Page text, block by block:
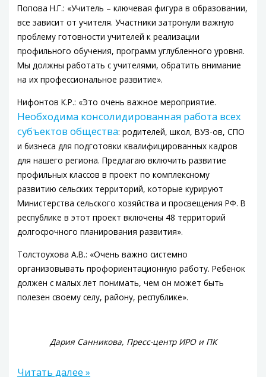
Попова Н.Г.: «Учитель – ключевая фигура в образовании,
все зависит от учителя. Участники затронули важную
проблему готовности учителей к реализации
профильного обучения, программ углубленного уровня.
Мы должны работать с учителями, обратить внимание
на их профессиональное развитие».
Нифонтов К.Р.: «Это очень важное мероприятие.
Необходима консолидированная работа всех
субъектов общества: родителей, школ, ВУЗ-ов, СПО
и бизнеса для подготовки квалифицированных кадров
для нашего региона. Предлагаю включить развитие
профильных классов в проект по комплексному
развитию сельских территорий, которые курируют
Министерства сельского хозяйства и просвещения РФ. В
республике в этот проект включены 48 территорий
долгосрочного планирования развития».
Толстоухова А.В.: «Очень важно системно
организовывать профориентационную работу. Ребенок
должен с малых лет понимать, чем он может быть
полезен своему селу, району, республике».
Дария Санникова, Пресс-центр ИРО и ПК
Читать далее »